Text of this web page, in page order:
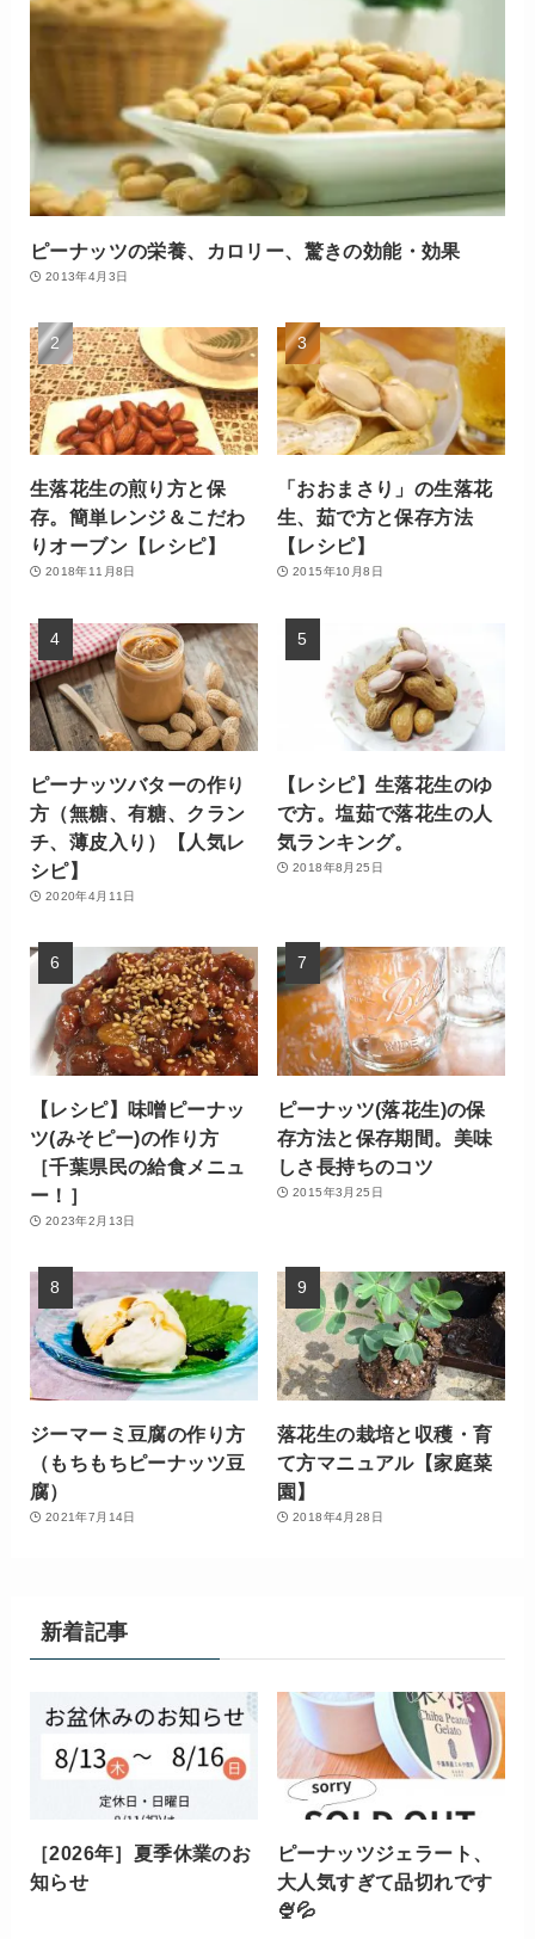
ピーナッツの栄養、カロリー、驚きの効能・効果
2013年4月3日
生落花生の煎り方と保
存。簡単レンジ＆こだわ
りオーブン【レシピ】
2018年11月8日
「おおまさり」の生落花
生、茹で方と保存方法
【レシピ】
2015年10月8日
ピーナッツバターの作り
方（無糖、有糖、クラン
チ、薄皮入り）【人気レ
シピ】
2020年4月11日
【レシピ】生落花生のゆ
で方。塩茹で落花生の人
気ランキング。
2018年8月25日
【レシピ】味噌ピーナッ
ツ(みそピー)の作り方
［千葉県民の給食メニュ
ー！］
2023年2月13日
ピーナッツ(落花生)の保
存方法と保存期間。美味
しさ長持ちのコツ
2015年3月25日
ジーマーミ豆腐の作り方
（もちもちピーナッツ豆
腐）
2021年7月14日
落花生の栽培と収穫・育
て方マニュアル【家庭菜
園】
2018年4月28日
新着記事
［2026年］夏季休業のお
知らせ
ピーナッツジェラート、
大人気すぎて品切れです
🍨💦